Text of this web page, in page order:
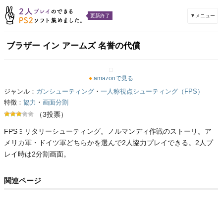
更新終了 ▼メニュー
ブラザー イン アームズ 名誉の代償
● amazonで見る
ジャンル： ガンシューティング ・ 一人称視点シューティング（FPS）
特徴： 協力 ・ 画面分割
（3投票）
FPSミリタリーシューティング。ノルマンディ作戦のストーリ。ア
メリカ軍・ドイツ軍どちらかを選んで2人協力プレイできる。2人プ
レイ時は2分割画面。
関連ページ